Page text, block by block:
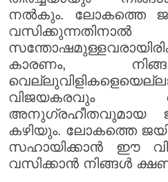
നൽകും. ലോകത്തെ
വസിക്കുന്നതിനാൽ
കാരണം,
വിജയകരവും
അനുഗ്രഹീതവുമായ
കഴിയും. ലോകത്തെ
സഹായിക്കാൻ ഈ
വസിക്കാൻ നിങ്ങൾ